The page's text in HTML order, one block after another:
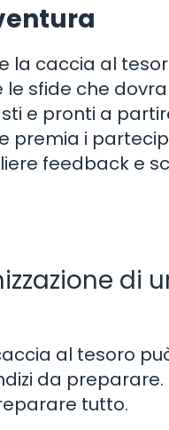
caccia al
sfide che
e pronti a
premia i
feedback e
di
al tesoro
da
tutto.